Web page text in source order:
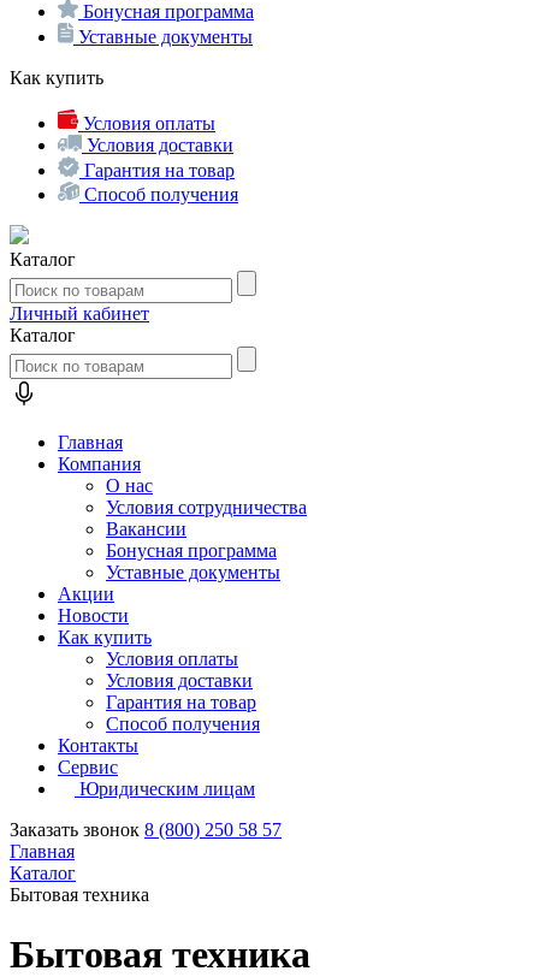
Бонусная программа
Уставные документы
Как купить
Условия оплаты
Условия доставки
Гарантия на товар
Способ получения
Каталог
Личный кабинет
Каталог
Главная
Компания
О нас
Условия сотрудничества
Вакансии
Бонусная программа
Уставные документы
Акции
Новости
Как купить
Условия оплаты
Условия доставки
Гарантия на товар
Способ получения
Контакты
Сервис
Юридическим лицам
Заказать звонок 8 (800) 250 58 57
Главная
Каталог
Бытовая техника
Бытовая техника